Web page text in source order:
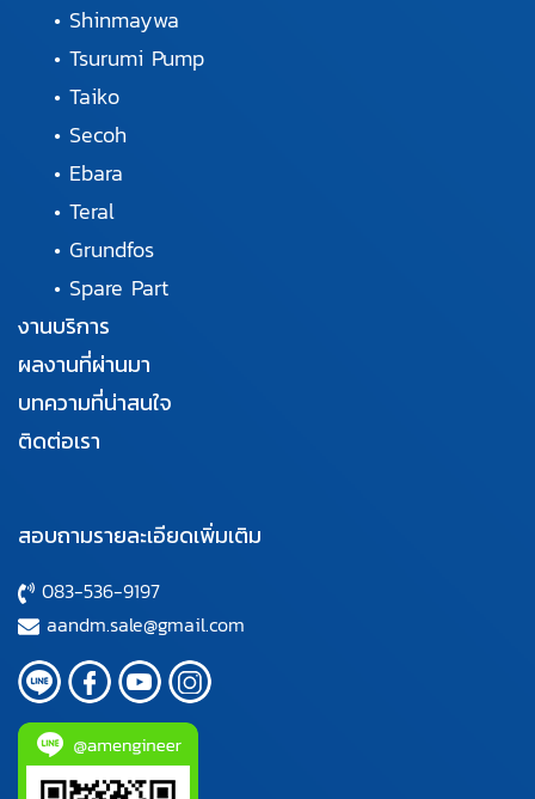
• Shinmaywa
• Tsurumi Pump
• Taiko
• Secoh
• Ebara
• Teral
• Grundfos
• Spare Part
งานบริการ
ผลงานที่ผ่านมา
บทความที่น่าสนใจ
ติดต่อเรา
สอบถามรายละเอียดเพิ่มเติม
083-536-9197
aandm.sale@gmail.com